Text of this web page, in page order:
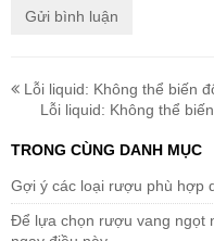
Lỗi liquid: Không thể biến
Lỗi liquid: Không thể
TRONG CÙNG DANH MỤC
Gợi ý các loại rượu phù hợp
Để lựa chọn rượu vang ngọt